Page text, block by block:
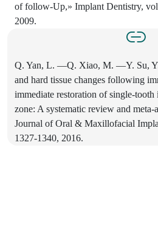
of follow-Up,» Implant Dentistry,
2009.
Q. Yan, L. —Q. Xiao, M. —Y. Su,
and hard tissue changes following
immediate restoration of single-tooth
zone: A systematic review and
Journal of Oral & Maxillofacial
1327-1340, 2016.